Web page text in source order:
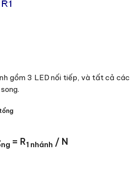
gồm 3 LED nối tiếp, và tất cả các
tổng
= R1 nhánh / N